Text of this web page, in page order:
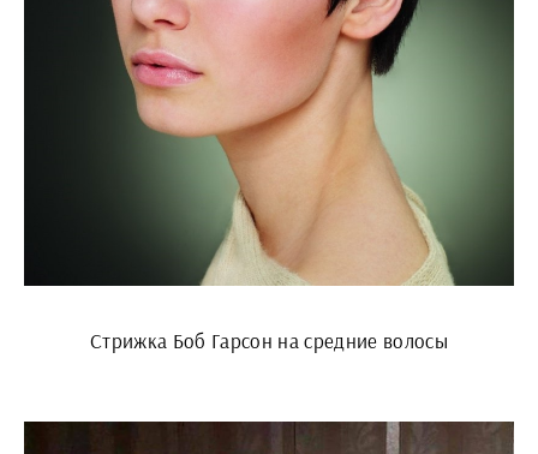
Стрижка Боб Гарсон на средние волосы